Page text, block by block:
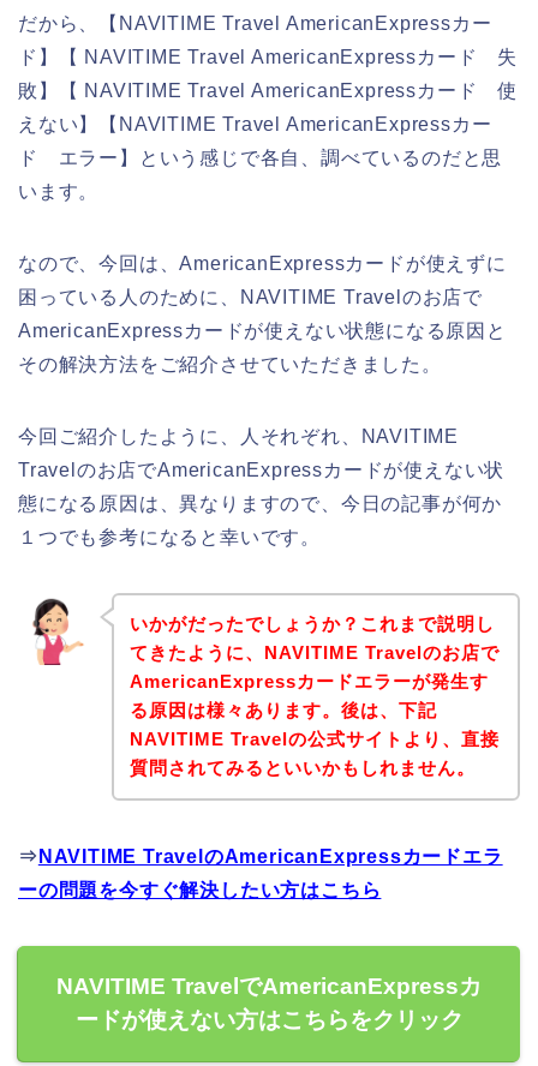
だから、【NAVITIME Travel AmericanExpressカー
ド】【 NAVITIME Travel AmericanExpressカード 失
敗】【 NAVITIME Travel AmericanExpressカード 使
えない】【NAVITIME Travel AmericanExpressカー
ド エラー】という感じで各自、調べているのだと思
います。
なので、今回は、AmericanExpressカードが使えずに
困っている人のために、NAVITIME Travelのお店で
AmericanExpressカードが使えない状態になる原因と
その解決方法をご紹介させていただきました。
今回ご紹介したように、人それぞれ、NAVITIME
Travelのお店でAmericanExpressカードが使えない状
態になる原因は、異なりますので、今日の記事が何か
１つでも参考になると幸いです。
いかがだったでしょうか？これまで説明し
てきたように、NAVITIME Travelのお店で
AmericanExpressカードエラーが発生す
る原因は様々あります。後は、下記
NAVITIME Travelの公式サイトより、直接
質問されてみるといいかもしれません。
⇒ NAVITIME TravelのAmericanExpressカードエラ
ーの問題を今すぐ解決したい方はこちら
NAVITIME TravelでAmericanExpressカ
ードが使えない方はこちらをクリック